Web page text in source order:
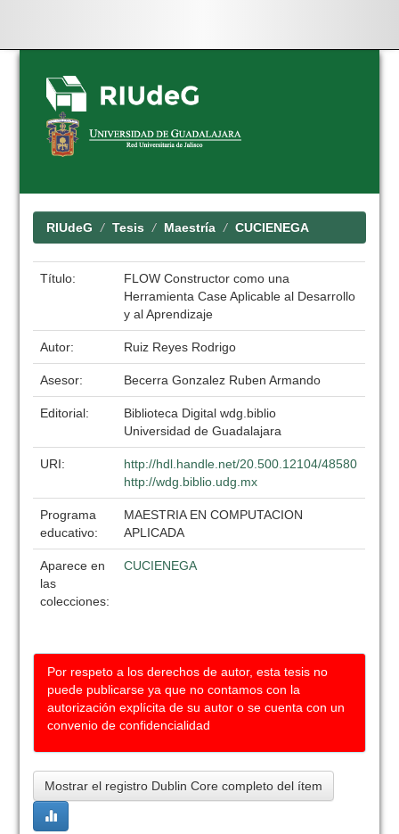
Skip
navigation
RIUdeG Tesis Maestría CUCIENEGA
Título:
FLOW Constructor como una
Herramienta Case Aplicable al Desarrollo
y al Aprendizaje
Autor: Ruiz Reyes Rodrigo
Asesor: Becerra Gonzalez Ruben Armando
Editorial:
Biblioteca Digital wdg.biblio
Universidad de Guadalajara
URI:
http://hdl.handle.net/20.500.12104/48580
http://wdg.biblio.udg.mx
Programa
educativo:
MAESTRIA EN COMPUTACION
APLICADA
Aparece en
las
colecciones:
CUCIENEGA
Por respeto a los derechos de autor, esta tesis no
puede publicarse ya que no contamos con la
autorización explícita de su autor o se cuenta con un
convenio de confidencialidad
Mostrar el registro Dublin Core completo del ítem